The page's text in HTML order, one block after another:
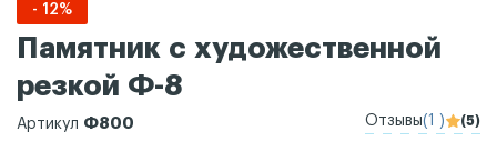
- 12%
Памятник с художественной
резкой Ф-8
Артикул Ф800 Отзывы(1 ) (5)